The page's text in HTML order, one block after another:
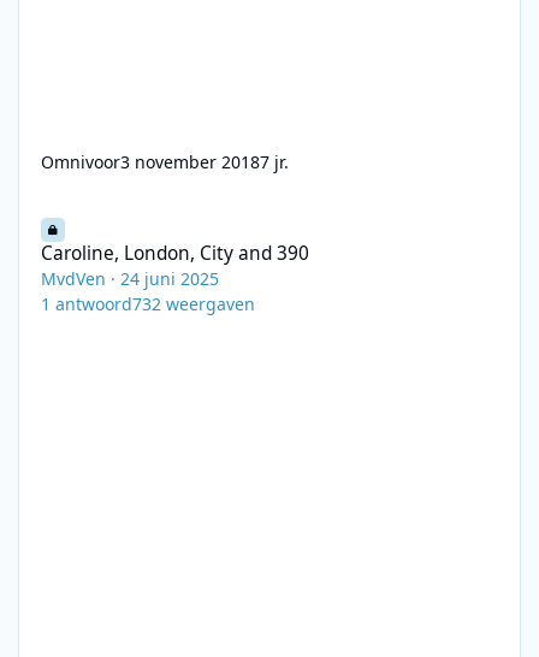
Omnivoor3 november 20187 jr.
Caroline, London, City and 390
MvdVen ·24 juni 2025
1 antwoord732 weergaven